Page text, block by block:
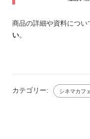
商品の詳細や資料につい
い。
カテゴリー: シネマカフェ